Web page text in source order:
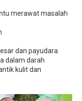
merawat masalah
dan payudara
dalam darah
kulit dan